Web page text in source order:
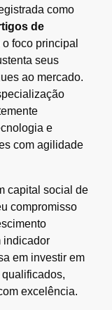
como
de
foco principal
seus
ao mercado.
e
com agilidade
capital social de
compromisso
indicador
em investir em
excelência.